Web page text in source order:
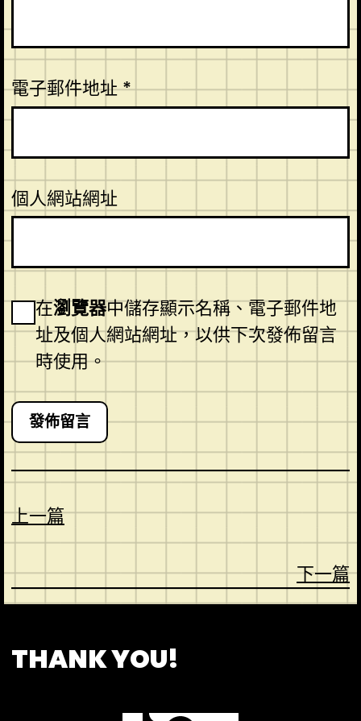
電子郵件地址*
個人網站網址
在瀏覽器中儲存顯示名稱、電子郵件地
址及個人網站網址，以供下次發佈留言
時使用。
上一篇
下一篇
THANK YOU!